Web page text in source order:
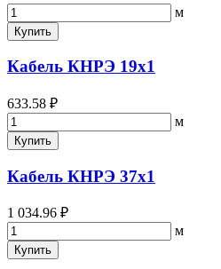
м
Купить
Кабель КНРЭ 19х1
633.58 ₽
м
Купить
Кабель КНРЭ 37х1
1 034.96 ₽
м
Купить